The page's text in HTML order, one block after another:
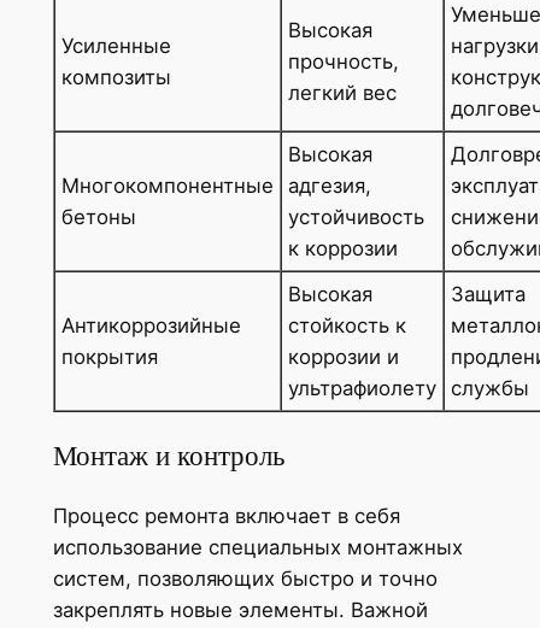
Усиленные
композиты
Высокая
прочность,
легкий вес
Многокомпонентные
бетоны
Высокая
адгезия,
устойчивость
к коррозии
Антикоррозийные
покрытия
Высокая
стойкость к
коррозии и
ультрафиолету
Защита
службы
Монтаж и контроль
Процесс ремонта включает в себя
использование специальных монтажных
систем, позволяющих быстро и точно
закреплять новые элементы. Важной